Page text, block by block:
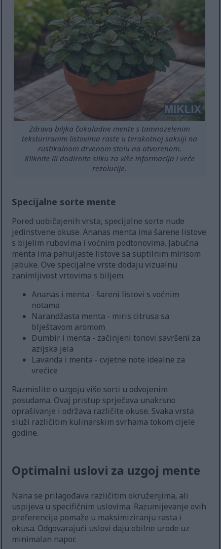
Zdrava biljka čokoladne mente s tamnozelenim
teksturiranim listovima raste u terakotnoj saksiji na
rustikalnom drvenom stolu na otvorenom.
Kliknite ili dodirnite sliku za više informacija i veće
rezolucije.
Specijalne sorte mente
Pored uobičajenih vrsta, specijalne sorte nude
jedinstvene okuse. Ananas menta ima šarene listove
s bijelim rubovima i voćnim podtonovima. Jabučna
menta ima pahuljaste listove sa suptilnim mirisom
jabuke. Ove specijalne vrste dodaju vizualnu
zanimljivost vrtovima s biljem.
Ananas i menta - šareni listovi s voćnim
notama
Narandžasta menta - miris citrusa sa
blještavom aromom
Đumbir i menta - začinjeni tonovi savršeni za
azijska jela
Lavanda i menta - cvjetne note idealne za
vrećice
Razmislite o uzgoju više sorti u odvojenim
posudama. Ovaj pristup sprječava unakrsno
oprašivanje i održava različite okuse. Svaka vrsta
služi različitim kulinarskim svrhama tokom cijele
godine.
Optimalni uslovi za uzgoj mente
Nana se prilagođava različitim okruženjima, ali
uspijeva u specifičnim uslovima. Razumijevanje ovih
preferencija pomaže u maksimiziranju rasta i
okusa. Odgovarajući uslovi daju obilne urode uz
minimalan napor.